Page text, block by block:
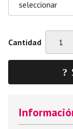
Cantidad